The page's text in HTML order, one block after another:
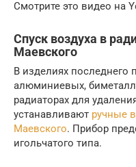
Смотрите это видео на
Спуск воздуха в
Маевского
В изделиях последнего
алюминиевых,
радиаторах для
устанавливают ручные
Маевского. Прибор
игольчатого типа.